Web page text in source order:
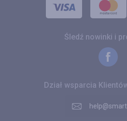
Śledź nowinki i
Dział wsparcia